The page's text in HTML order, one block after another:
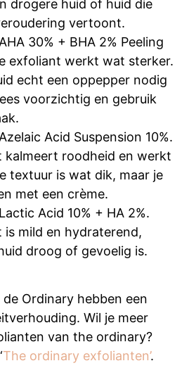
drogere huid of huid die
vertoont.
30% + BHA 2% Peeling
exfoliant werkt wat sterker.
echt een oppepper nodig
voorzichtig en gebruik
Acid Suspension 10%.
kalmeert roodheid en werkt
textuur is wat dik, maar je
met een crème.
Acid 10% + HA 2%.
is mild en hydraterend,
droog of gevoelig is.
Ordinary hebben een
Wil je meer
van the ordinary?
The ordinary exfolianten’.